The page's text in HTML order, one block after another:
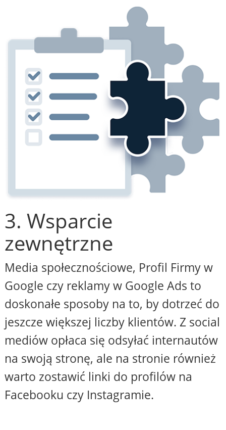
3. Wsparcie
zewnętrzne
Media społecznościowe, Profil Firmy w
Google czy reklamy w Google Ads to
doskonałe sposoby na to, by dotrzeć do
jeszcze większej liczby klientów. Z social
mediów opłaca się odsyłać internautów
na swoją stronę, ale na stronie również
warto zostawić linki do profilów na
Facebooku czy Instagramie.